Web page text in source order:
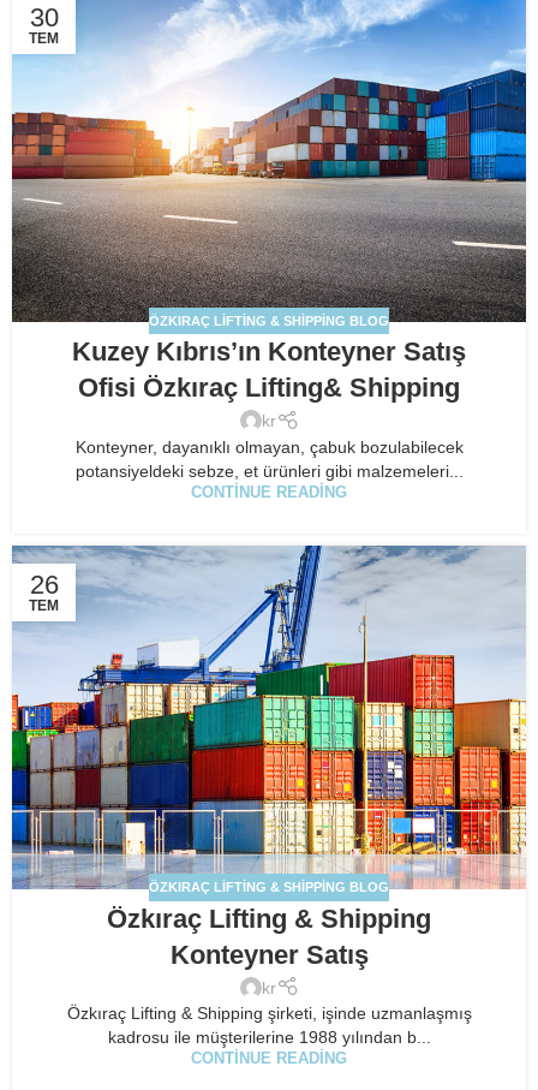
30
TEM
ÖZKIRAÇ LIFTING & SHIPPING BLOG
Kuzey Kıbrıs’ın Konteyner Satış
Ofisi Özkıraç Lifting& Shipping
kr
Konteyner, dayanıklı olmayan, çabuk bozulabilecek
potansiyeldeki sebze, et ürünleri gibi malzemeleri...
CONTINUE READING
26
TEM
ÖZKIRAÇ LIFTING & SHIPPING BLOG
Özkıraç Lifting & Shipping
Konteyner Satış
kr
Özkıraç Lifting & Shipping şirketi, işinde uzmanlaşmış
kadrosu ile müşterilerine 1988 yılından b...
CONTINUE READING